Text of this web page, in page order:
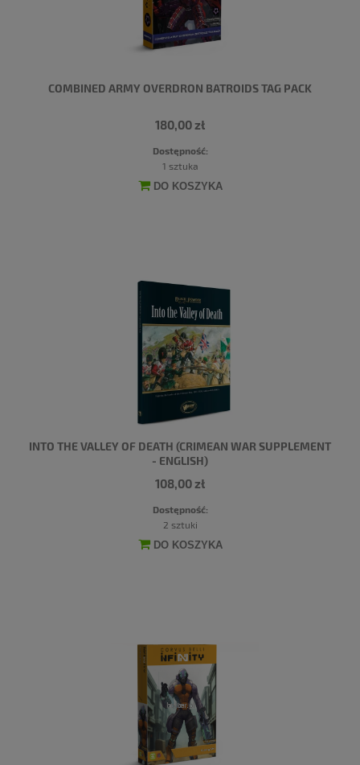
COMBINED ARMY OVERDRON BATROIDS TAG PACK
180,00 zł
Dostępność:
1 sztuka
DO KOSZYKA
INTO THE VALLEY OF DEATH (CRIMEAN WAR SUPPLEMENT
- ENGLISH)
108,00 zł
Dostępność:
2 sztuki
DO KOSZYKA